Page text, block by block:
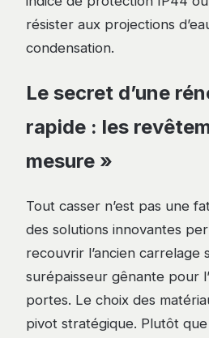
résister aux projections
condensation.
Le secret d’une
rapide : les
mesure »
Tout casser n’est pas une
des solutions innovantes
recouvrir l’ancien carrelage
surépaisseur gênante pour
portes. Le choix des
pivot stratégique. Plutôt que